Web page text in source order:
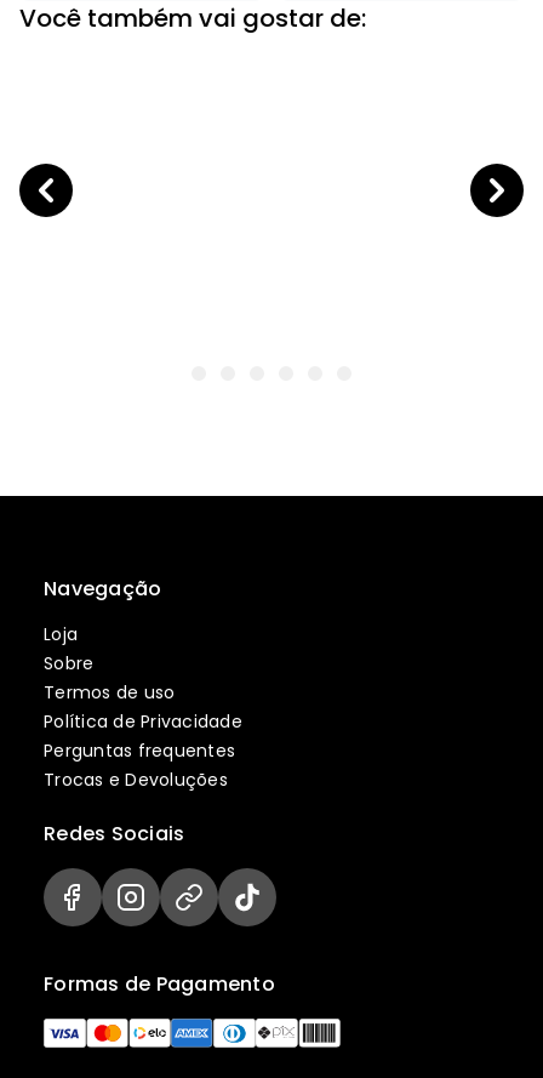
Você também vai gostar de:
Navegação
Loja
Sobre
Termos de uso
Política de Privacidade
Perguntas frequentes
Trocas e Devoluções
Formas de Pagamento
Redes Sociais